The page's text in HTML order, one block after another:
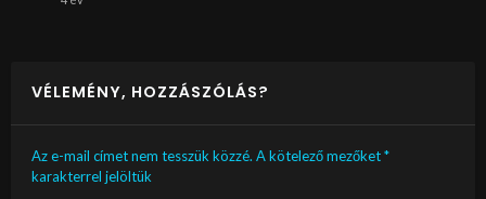
VÉLEMÉNY, HOZZÁSZÓLÁS?
Az e-mail címet nem tesszük közzé. A kötelező mezőket*
karakterrel jelöltük